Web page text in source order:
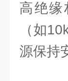
高绝缘
（如
源保持
4